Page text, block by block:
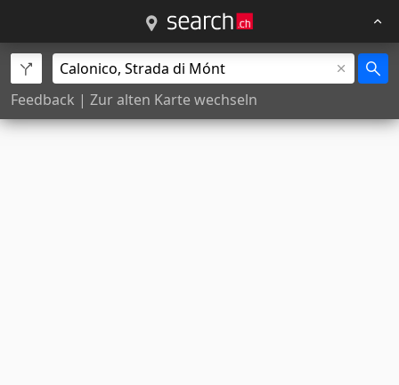
Feedback | Zur alten Karte wechseln